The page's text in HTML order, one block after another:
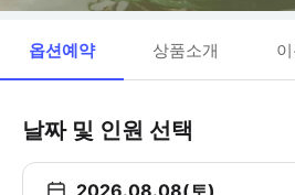
옵션예약 상품소개
날짜 및 인원 선택
2026.08.08(토)